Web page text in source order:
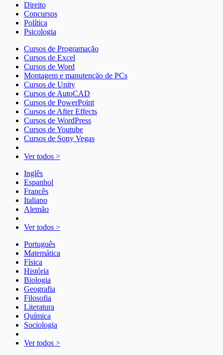
Direito
Concursos
Política
Psicologia
Cursos de Programação
Cursos de Excel
Cursos de Word
Montagem e manutenção de PCs
Cursos de Unity
Cursos de AutoCAD
Cursos de PowerPoint
Cursos de After Effects
Cursos de WordPress
Cursos de Youtube
Cursos de Sony Vegas
Ver todos >
Inglês
Espanhol
Francês
Italiano
Alemão
Ver todos >
Português
Matemática
Física
História
Biologia
Geografia
Filosofia
Literatura
Química
Sociologia
Ver todos >